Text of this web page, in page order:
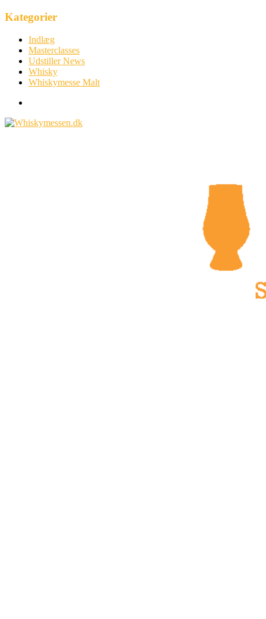
Kategorier
Indlæg
Masterclasses
Udstiller News
Whisky
Whiskymesse Malt